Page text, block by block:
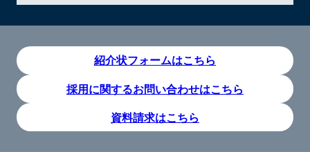
紹介状フォームはこちら
採用に関するお問い合わせはこちら
資料請求はこちら